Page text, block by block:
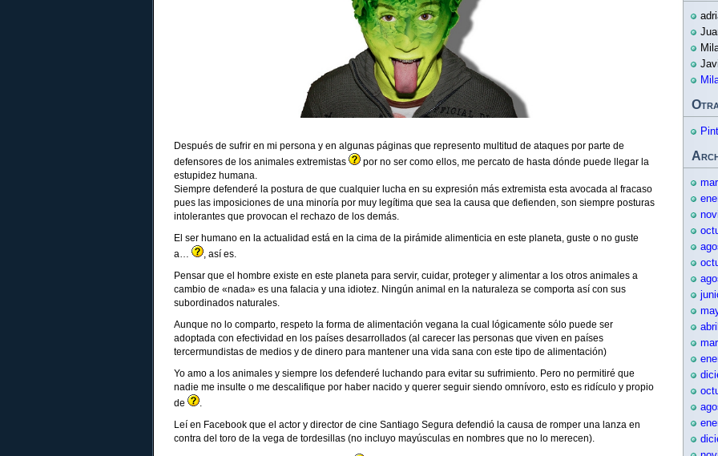
Después de sufrir en mi persona y en algunas páginas que represento multitud de ataques por parte de
defensores de los animales extremistas
por no ser como ellos, me percato de hasta dónde puede llegar la
estupidez humana.
Siempre defenderé la postura de que cualquier lucha en su expresión más extremista esta avocada al fracaso
pues las imposiciones de una minoría por muy legítima que sea la causa que defienden, son siempre posturas
intolerantes que provocan el rechazo de los demás.
El ser humano en la actualidad está en la cima de la pirámide alimenticia en este planeta, guste o no guste
a…
, así es.
Pensar que el hombre existe en este planeta para servir, cuidar, proteger y alimentar a los otros animales a
cambio de «nada» es una falacia y una idiotez. Ningún animal en la naturaleza se comporta así con sus
subordinados naturales.
Aunque no lo comparto, respeto la forma de alimentación vegana la cual lógicamente sólo puede ser
adoptada con efectividad en los países desarrollados (al carecer las personas que viven en países
tercermundistas de medios y de dinero para mantener una vida sana con este tipo de alimentación)
Yo amo a los animales y siempre los defenderé luchando para evitar su sufrimiento. Pero no permitiré que
nadie me insulte o me descalifique por haber nacido y querer seguir siendo omnívoro, esto es ridículo y propio
de
.
Leí en Facebook que el actor y director de cine Santiago Segura defendió la causa de romper una lanza en
contra del toro de la vega de tordesillas (no incluyo mayúsculas en nombres que no lo merecen).